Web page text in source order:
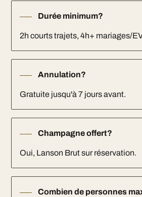
Durée minimum?
2h courts trajets, 4h+ mariages/
Annulation?
Gratuite jusqu'à 7 jours avant.
Champagne offert?
Oui, Lanson Brut sur réservation.
Combien de personnes